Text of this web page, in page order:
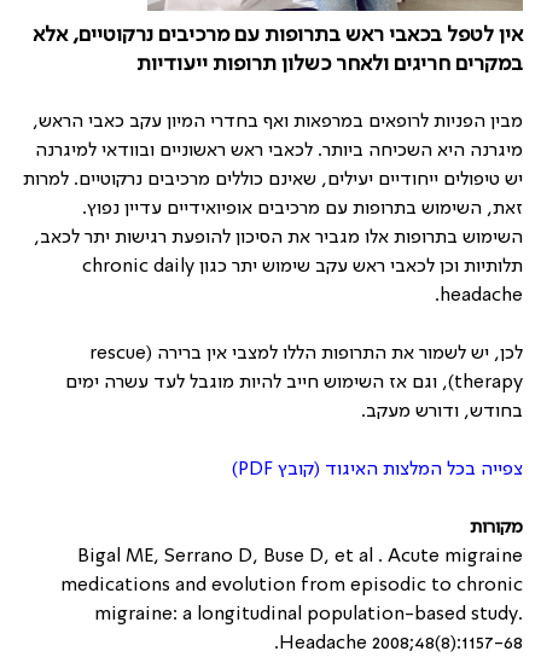
אין לטפל בכאבי ראש בתרופות עם מרכיבים נרקוטיים, אלא
במקרים חריגים ולאחר כשלון תרופות ייעודיות
מבין הפניות לרופאים במרפאות ואף בחדרי המיון עקב כאבי הראש,
מיגרנה היא השכיחה ביותר. לכאבי ראש ראשוניים ובוודאי למיגרנה
יש טיפולים ייחודיים יעילים, שאינם כוללים מרכיבים נרקוטיים. למרות
זאת, השימוש בתרופות עם מרכיבים אופיואידיים עדיין נפוץ.
השימוש בתרופות אלו מגביר את הסיכון להופעת רגישות יתר לכאב,
תלותיות וכן לכאבי ראש עקב שימוש יתר כגון chronic daily
headache
.
לכן, יש לשמור את התרופות הללו למצבי אין ברירה (rescue
therapy), וגם אז השימוש חייב להיות מוגבל לעד עשרה ימים
בחודש, ודורש מעקב.
צפייה בכל המלצות האיגוד (קובץ PDF)
מקורות
Bigal ME, Serrano D, Buse D, et al . Acute migraine
medications and evolution from episodic to chronic
migraine: a longitudinal population-based study.
Headache 2008;48(8):1157-68.